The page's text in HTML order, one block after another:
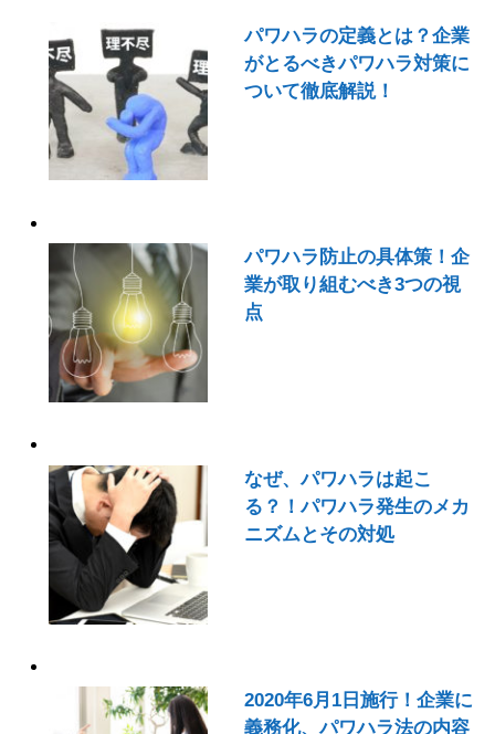
パワハラの定義とは？企業
がとるべきパワハラ対策に
ついて徹底解説！
パワハラ防止の具体策！企
業が取り組むべき3つの視
点
なぜ、パワハラは起こ
る？！パワハラ発生のメカ
ニズムとその対処
2020年6月1日施行！企業に
義務化、パワハラ法の内容